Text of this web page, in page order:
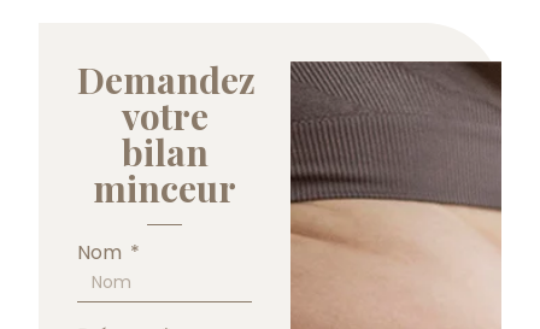
Demandez
votre
bilan
minceur
Nom